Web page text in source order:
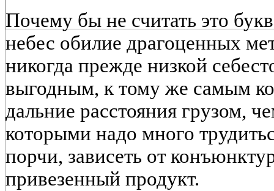
Почему бы не считать это
небес обилие драгоценных
никогда прежде низкой
выгодным, к тому же самым
дальние расстояния грузом,
которыми надо много
порчи, зависеть от
привезенный продукт.